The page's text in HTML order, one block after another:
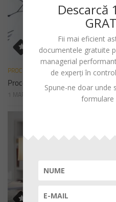
PROCEDURI
Procedura de sistem privind
1 MARTIE 2023
Descarcă
Fii mai eficient
documentele gratuite
managerial
de experți în
Spune-ne doar unde
formulare